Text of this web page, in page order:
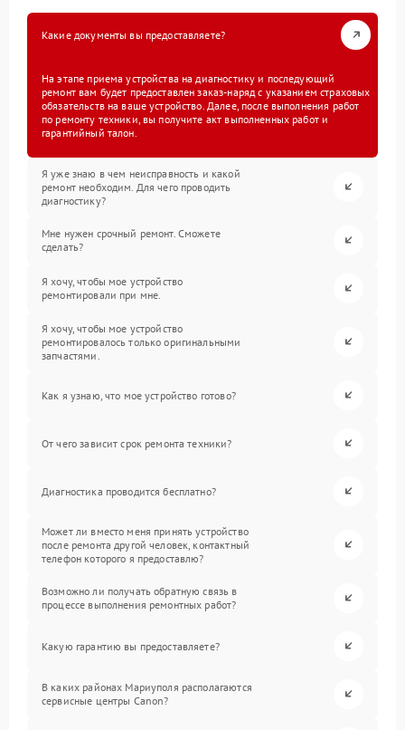
Какие документы вы предоставляете?
На этапе приема устройства на диагностику и последующий
ремонт вам будет предоставлен заказ-наряд с указанием страховых
обязательств на ваше устройство. Далее, после выполнения работ
по ремонту техники, вы получите акт выполненных работ и
гарантийный талон.
Я уже знаю в чем неисправность и какой
ремонт необходим. Для чего проводить
диагностику?
Мне нужен срочный ремонт. Сможете
сделать?
Я хочу, чтобы мое устройство
ремонтировали при мне.
Я хочу, чтобы мое устройство
ремонтировалось только оригинальными
запчастями.
Как я узнаю, что мое устройство готово?
От чего зависит срок ремонта техники?
Диагностика проводится бесплатно?
Может ли вместо меня принять устройство
после ремонта другой человек, контактный
телефон которого я предоставлю?
Возможно ли получать обратную связь в
процессе выполнения ремонтных работ?
Какую гарантию вы предоставляете?
В каких районах Мариуполя располагаются
сервисные центры Canon?